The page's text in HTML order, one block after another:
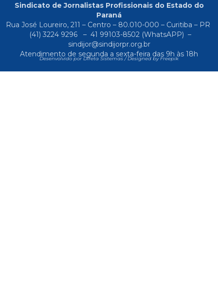
Sindicato de Jornalistas Profissionais do Estado do
Paraná
Rua José Loureiro, 211 – Centro – 80.010-000 – Curitiba – PR
(41) 3224 9296
– 41 99103-8502(WhatsAPP) –
sindijor@sindijorpr.org.br
Atendimento de segunda a sexta-feira das 9h às 18h
Desenvolvido por Direta Sistemas /Designed by Freepik